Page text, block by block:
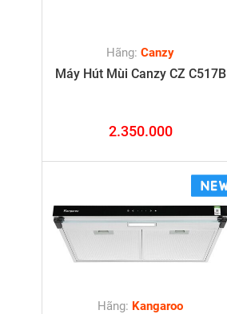
Hãng:Canzy
Máy Hút Mùi Canzy CZ C517B
2.350.000
Hãng: Kangaroo